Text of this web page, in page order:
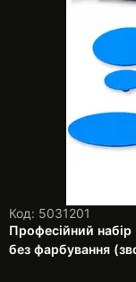
Код: 5031201
Професійний
без фарбування